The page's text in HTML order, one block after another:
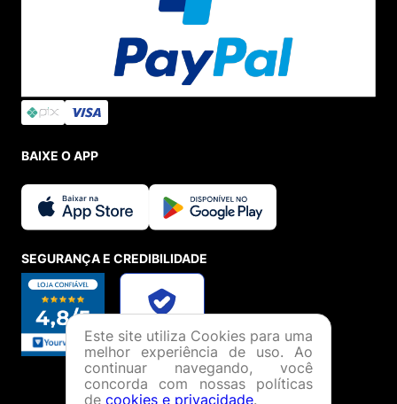
BAIXE O APP
SEGURANÇA E CREDIBILIDADE
Este site utiliza Cookies para uma
melhor experiência de uso. Ao
continuar navegando, você
concorda com nossas políticas
de cookies e privacidade.